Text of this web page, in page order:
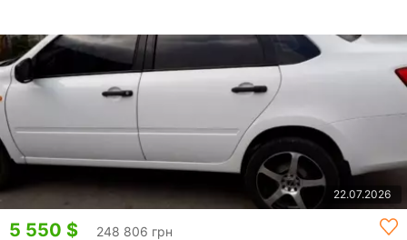
22.07.2026
5 550 $ 248 806 грн